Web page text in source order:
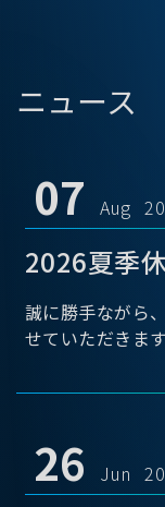
ニュース
07 Aug
2026夏季
誠に勝手ながら
せていただきます
26 Jun